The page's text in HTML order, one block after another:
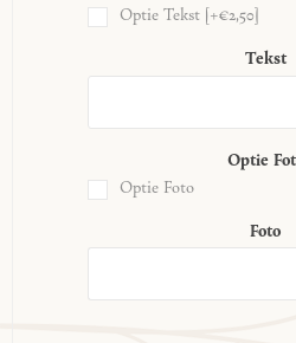
Optie Tekst [+€2,50]
Tekst
Optie
Optie Foto
Foto